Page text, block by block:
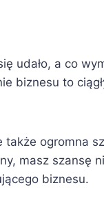
udało, a co
biznesu to
także ogromna
masz szansę
biznesu.